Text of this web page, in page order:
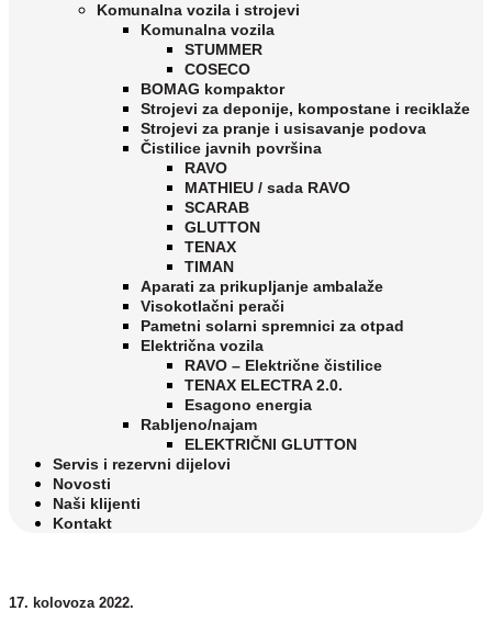
Komunalna vozila i strojevi
Komunalna vozila
STUMMER
COSECO
BOMAG kompaktor
Strojevi za deponije, kompostane i reciklaže
Strojevi za pranje i usisavanje podova
Čistilice javnih površina
RAVO
MATHIEU / sada RAVO
SCARAB
GLUTTON
TENAX
TIMAN
Aparati za prikupljanje ambalaže
Visokotlačni perači
Pametni solarni spremnici za otpad
Električna vozila
RAVO – Električne čistilice
TENAX ELECTRA 2.0.
Esagono energia
Rabljeno/najam
ELEKTRIČNI GLUTTON
Servis i rezervni dijelovi
Novosti
Naši klijenti
Kontakt
17. kolovoza 2022.